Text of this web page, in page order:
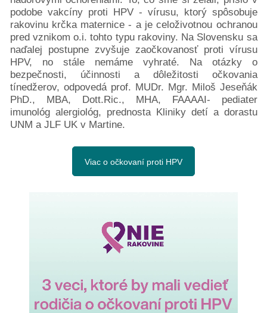
poradne
Bezplatná
telefonická
linka
Pacientske
príručky
Mapa
pomoci
Klinické
Podcasty
Rakovina
prostaty
a
podobe vakcíny proti HPV - vírusu, ktorý spôsobuje
rakovinu krčka maternice - a je celoživotnou ochranou
pred vznikom o.i. tohto typu rakoviny. Na Slovensku sa
naďalej postupne zvyšuje zaočkovanosť proti vírusu
HPV, no stále nemáme vyhraté. Na otázky o
bezpečnosti, účinnosti a dôležitosti očkovania
tínedžerov, odpovedá prof. MUDr. Mgr. Miloš Jeseňák
PhD., MBA, Dott.Ric., MHA, FAAAAI- pediater
imunológ alergiológ, prednosta Kliniky detí a dorastu
UNM a JLF UK v Martine.
Viac o očkovaní proti HPV